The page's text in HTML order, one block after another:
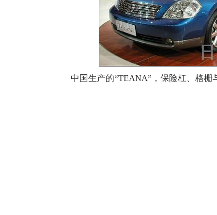
中国生产的“TEANA”，保险杠、格栅